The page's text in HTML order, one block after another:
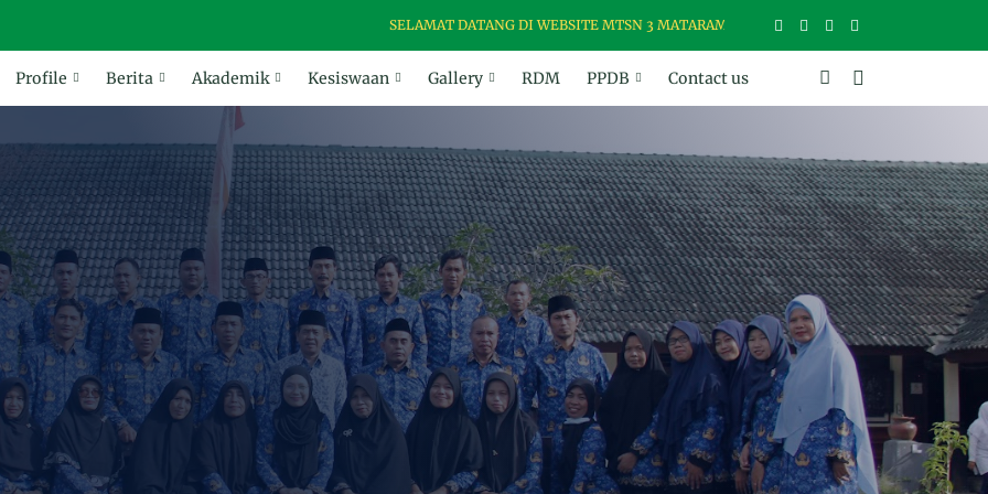
SELAMAT DATANG DI WEBSITE MTSN 3 MATARAM, MADRASAH USWAH (UNGGUL, SANTUN,
Profile Berita Akademik Kesiswaan Gallery RDM PPDB Contact us